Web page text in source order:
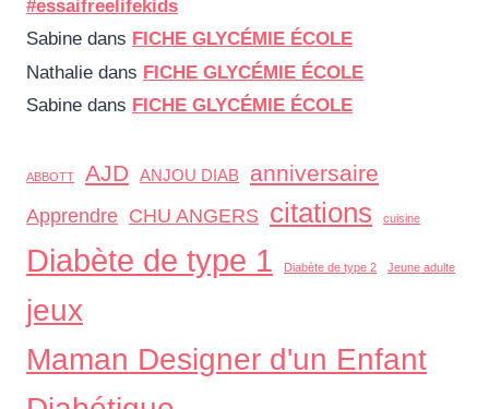
#essaifreelifekids
Sabine dans FICHE GLYCÉMIE ÉCOLE
Nathalie dans FICHE GLYCÉMIE ÉCOLE
Sabine dans FICHE GLYCÉMIE ÉCOLE
ABBOTT AJD ANJOU DIAB anniversaire
Apprendre CHU ANGERS citations cuisine
Diabète de type 1 Diabète de type 2 Jeune adulte
jeux
Maman Designer d'un Enfant